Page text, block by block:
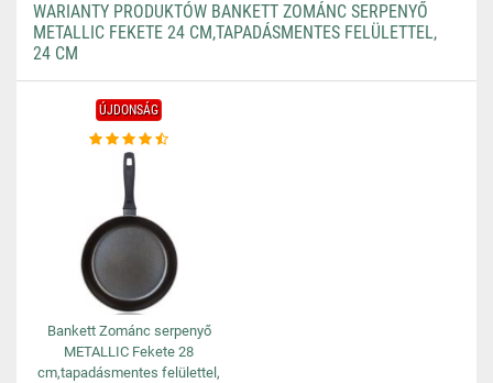
WARIANTY PRODUKTÓW BANKETT ZOMÁNC SERPENYŐ
METALLIC FEKETE 24 CM,TAPADÁSMENTES FELÜLETTEL,
24 CM
ÚJDONSÁG
Bankett Zománc serpenyő
METALLIC Fekete 28
cm,tapadásmentes felülettel,